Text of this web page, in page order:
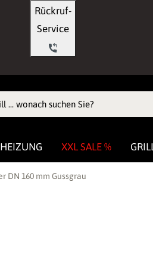
Rückruf-
HEIZUNG XXL SALE %
DN 160 mm Gussgrau